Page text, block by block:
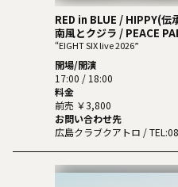
RED in BLUE / HIPPY(伝
南風とクジラ / PEACE
“EIGHT SIX live 2026”
開場/開演
17:00 / 18:00
料金
前売 ￥3,800
お問い合わせ先
広島クラブクアトロ /